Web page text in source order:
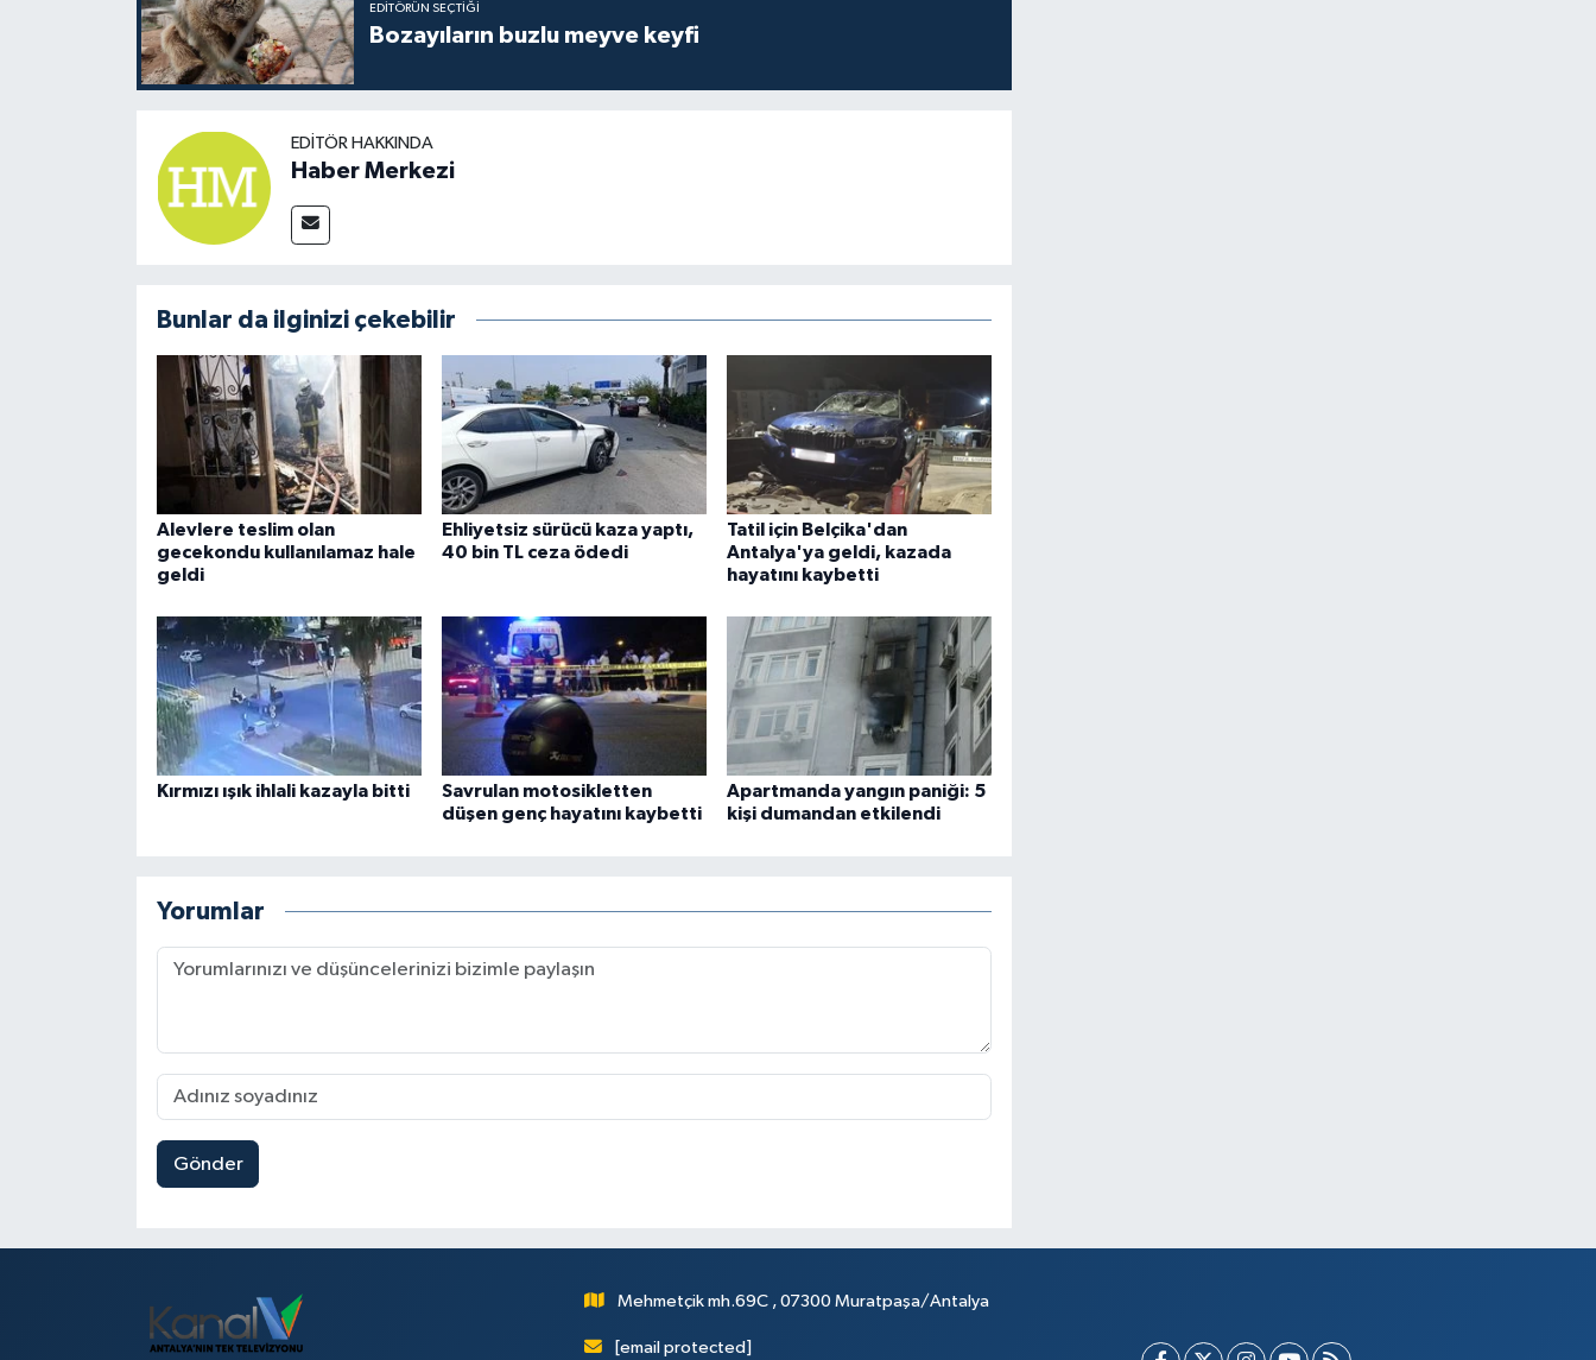
EDITÖRÜN SEÇTIĞI
Bozayıların buzlu meyve keyfi
EDITÖR HAKKINDA
Haber Merkezi
Bunlar da ilginizi çekebilir
Alevlere teslim olan
gecekondu kullanılamaz hale
geldi
Ehliyetsiz sürücü kaza yaptı,
40 bin TL ceza ödedi
Tatil için Belçika'dan
Antalya'ya geldi, kazada
hayatını kaybetti
Kırmızı ışık ihlali kazayla bitti
Savrulan motosikletten
düşen genç hayatını kaybetti
Apartmanda yangın paniği: 5
kişi dumandan etkilendi
Yorumlar
Gönder
Mehmetçik mh.69C , 07300 Muratpaşa/Antalya
[email protected]